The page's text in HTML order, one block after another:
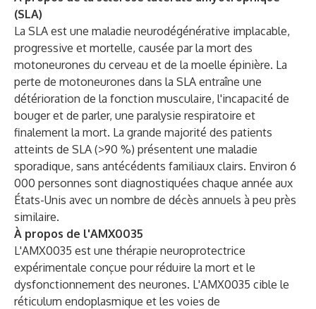
(SLA)
La SLA est une maladie neurodégénérative implacable,
progressive et mortelle, causée par la mort des
motoneurones du cerveau et de la moelle épinière. La
perte de motoneurones dans la SLA entraîne une
détérioration de la fonction musculaire, l'incapacité de
bouger et de parler, une paralysie respiratoire et
finalement la mort. La grande majorité des patients
atteints de SLA (>90 %) présentent une maladie
sporadique, sans antécédents familiaux clairs. Environ 6
000 personnes sont diagnostiquées chaque année aux
États-Unis avec un nombre de décès annuels à peu près
similaire.
À propos de l'AMX0035
L'AMX0035 est une thérapie neuroprotectrice
expérimentale conçue pour réduire la mort et le
dysfonctionnement des neurones. L'AMX0035 cible le
réticulum endoplasmique et les voies de